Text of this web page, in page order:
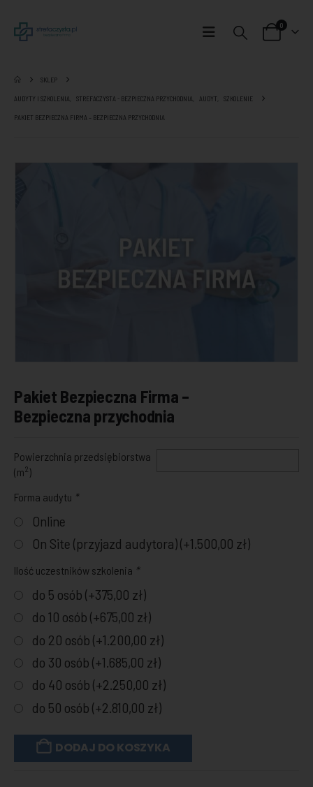
0
SKLEP
AUDYTY I SZKOLENIA STREFACZYSTA - BEZPIECZNA PRZYCHODNIA AUDYT SZKOLENIE
PAKIET BEZPIECZNA FIRMA – BEZPIECZNA PRZYCHODNIA
Pakiet Bezpieczna Firma –
Bezpieczna przychodnia
Powierzchnia przedsiębiorstwa
(m2 )
Forma audytu *
Online
On Site (przyjazd audytora) (+1.500,00 zł)
Ilość uczestników szkolenia *
do 5 osób (+375,00 zł)
do 10 osób (+675,00 zł)
do 20 osób (+1.200,00 zł)
do 30 osób (+1.685,00 zł)
do 40 osób (+2.250,00 zł)
do 50 osób (+2.810,00 zł)
DODAJ DO KOSZYKA